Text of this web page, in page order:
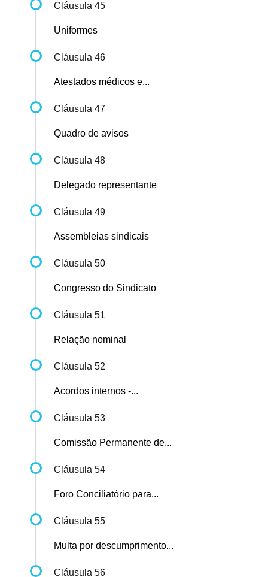
Cláusula 45
Uniformes
Cláusula 46
Atestados médicos e...
Cláusula 47
Quadro de avisos
Cláusula 48
Delegado representante
Cláusula 49
Assembleias sindicais
Cláusula 50
Congresso do Sindicato
Cláusula 51
Relação nominal
Cláusula 52
Acordos internos -...
Cláusula 53
Comissão Permanente de...
Cláusula 54
Foro Conciliatório para...
Cláusula 55
Multa por descumprimento...
Cláusula 56